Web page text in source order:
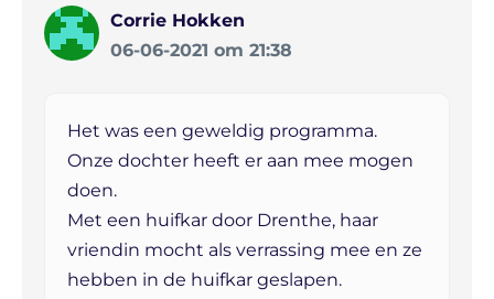
Corrie Hokken
06-06-2021 om 21:38
Het was een geweldig programma.
Onze dochter heeft er aan mee mogen
doen.
Met een huifkar door Drenthe, haar
vriendin mocht als verrassing mee en ze
hebben in de huifkar geslapen.